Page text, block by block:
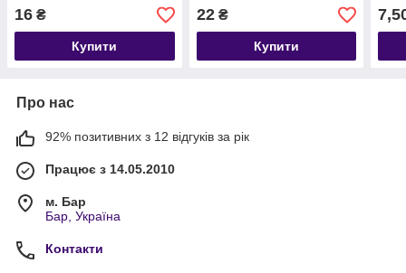
16 ₴
Купити
22₴
Купити
Про нас
92% позитивних з 12 відгуків за рік
Працює з 14.05.2010
м. Бар
Бар, Україна
Контакти